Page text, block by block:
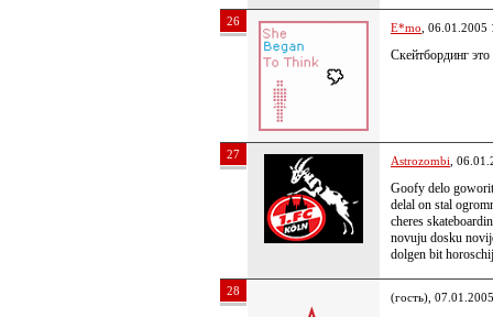
26 E*mo , 06.01.2005
Скейтбординг
27 Astrozombi ,
Goofy delo
delal on stal
cheres
novuju dosku
dolgen bit
28 (гость),